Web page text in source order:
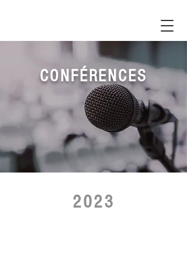
CONFÉRENCES
2023